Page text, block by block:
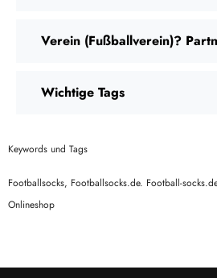
Verein (Fußballverein)?
Wichtige Tags
Keywords und Tags
Footballsocks, Footballsocks.de. Football-
Onlineshop